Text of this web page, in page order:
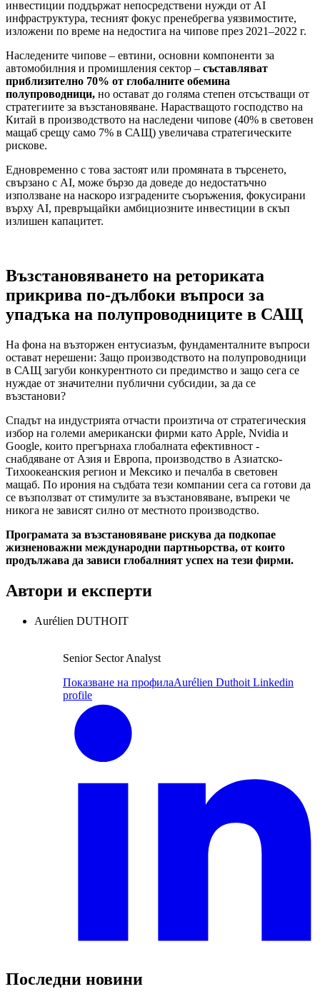
инвестиции поддържат непосредствени нужди от AI
инфраструктура, тесният фокус пренебрегва уязвимостите,
изложени по време на недостига на чипове през 2021–2022 г.
Наследените чипове – евтини, основни компоненти за
автомобилния и промишления сектор – съставляват
приблизително 70% от глобалните обемина
полупроводници, но остават до голяма степен отсъстващи от
стратегиите за възстановяване. Нарастващото господство на
Китай в производството на наследени чипове (40% в световен
мащаб срещу само 7% в САЩ) увеличава стратегическите
рискове.
Едновременно с това застоят или промяната в търсенето,
свързано с AI, може бързо да доведе до недостатъчно
използване на наскоро изградените съоръжения, фокусирани
върху AI, превръщайки амбициозните инвестиции в скъп
излишен капацитет.
Възстановяването на реториката
прикрива по-дълбоки въпроси за
упадъка на полупроводниците в САЩ
На фона на възторжен ентусиазъм, фундаменталните въпроси
остават нерешени: Защо производството на полупроводници
в САЩ загуби конкурентното си предимство и защо сега се
нуждае от значителни публични субсидии, за да се
възстанови?
Спадът на индустрията отчасти произтича от стратегическия
избор на големи американски фирми като Apple, Nvidia и
Google, които прегърнаха глобалната ефективност -
снабдяване от Азия и Европа, производство в Азиатско-
Тихоокеанския регион и Мексико и печалба в световен
мащаб. По ирония на съдбата тези компании сега са готови да
се възползват от стимулите за възстановяване, въпреки че
никога не зависят силно от местното производство.
Програмата за възстановяване рискува да подкопае
жизненоважни международни партньорства, от които
продължава да зависи глобалният успех на тези фирми.
Автори и експерти
Aurélien DUTHOIT
Senior Sector Analyst
Показване на профилаAurélien Duthoit Linkedin
profile
Последни новини